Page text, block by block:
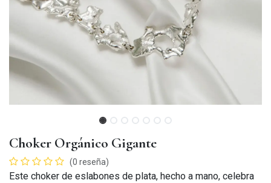
Choker Orgánico Gigante
(0 reseña)
Este choker de eslabones de plata, hecho a mano, celebra